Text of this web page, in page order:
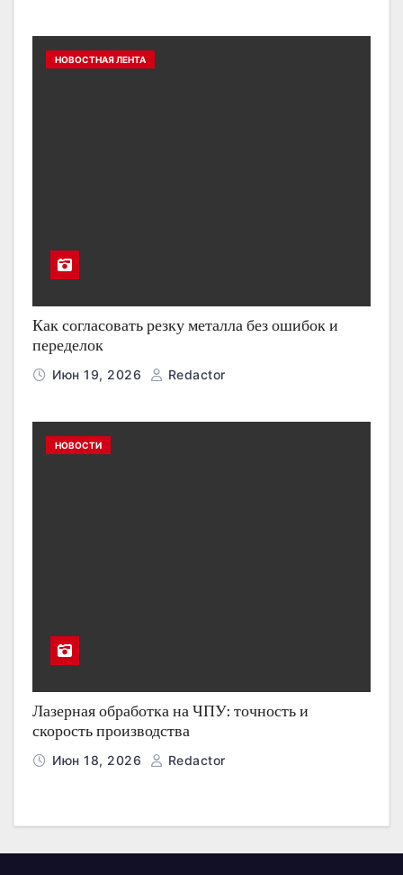
НОВОСТНАЯ ЛЕНТА
Как согласовать резку металла без ошибок и
переделок
Июн 19, 2026 Redactor
НОВОСТИ
Лазерная обработка на ЧПУ: точность и
скорость производства
Июн 18, 2026 Redactor